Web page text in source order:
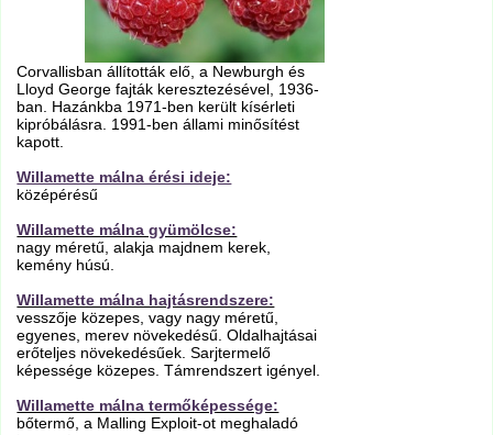
Corvallisban állították elő, a Newburgh és
Lloyd George fajták keresztezésével, 1936-
ban. Hazánkba 1971-ben került kísérleti
kipróbálásra. 1991-ben állami minősítést
kapott.
Willamette málna érési ideje:
középérésű
Willamette málna gyümölcse:
nagy méretű, alakja majdnem kerek,
kemény húsú.
Willamette málna hajtásrendszere:
vesszője közepes, vagy nagy méretű,
egyenes, merev növekedésű. Oldalhajtásai
erőteljes növekedésűek. Sarjtermelő
képessége közepes. Támrendszert igényel.
Willamette málna termőképessége:
bőtermő, a Malling Exploit-ot meghaladó